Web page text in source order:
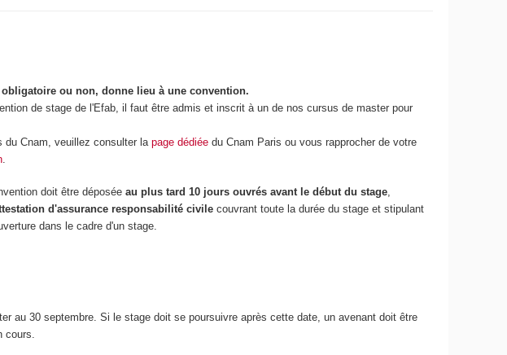
ou non, donne lieu à une convention.
de stage de l'Efab, il faut être admis et inscrit à un de nos cursus de master pour
du Cnam, veuillez consulter lapage dédiée du Cnam Paris ou vous rapprocher de votre
doit être déposéeau plus tard 10 jours ouvrés avant le début du stage,
d'assurance responsabilité civile couvrant toute la durée du stage et stipulant
dans le cadre d'un stage.
au 30 septembre. Si le stage doit se poursuivre après cette date, un avenant doit être
cours.